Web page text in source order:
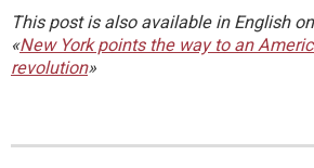
This post is also available in English
«New York points the way to an
revolution»